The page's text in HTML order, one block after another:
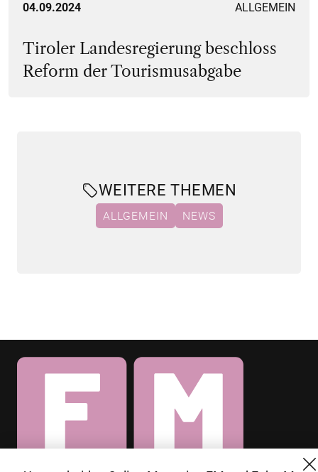
04.09.2024 ALLGEMEIN
Tiroler Landesregierung beschloss
Reform der Tourismusabgabe
WEITERE THEMEN
ALLGEMEIN NEWS